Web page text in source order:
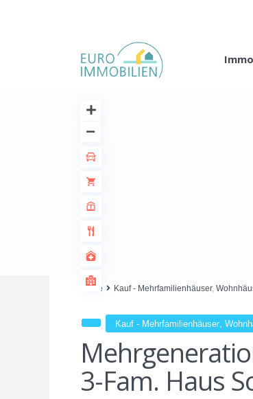
Home Kauf - Mehrfamilienhäuser,
Kauf - Mehrfamilienhäuser
3-Fam. Haus